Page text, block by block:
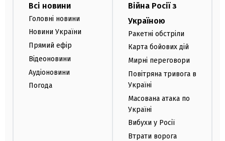
Всі новини
Головні новини
Новини України
Прямий ефір
Відеоновини
Аудіоновини
Погода
Війна Росії з
Україною
Ракетні обстріли
Карта бойових дій
Мирні переговори
Повітряна тривога в
Україні
Масована атака по
Україні
Вибухи у Росії
Втрати ворога